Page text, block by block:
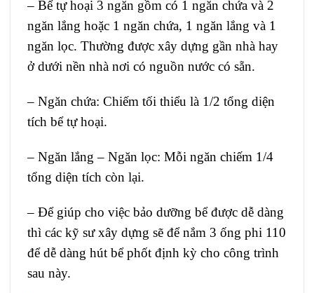
– Bể tự hoại 3 ngăn gồm có 1 ngăn chứa và 2
ngăn lắng hoặc 1 ngăn chứa, 1 ngăn lắng và 1
ngăn lọc. Thường được xây dựng gần nhà hay
ở dưới nền nhà nơi có nguồn nước có sẵn.
– Ngăn chứa: Chiếm tối thiểu là 1/2 tổng diện
tích bể tự hoại.
– Ngăn lắng – Ngăn lọc: Mỗi ngăn chiếm 1/4
tổng diện tích còn lại.
– Để giúp cho việc bảo dưỡng bể được dễ dàng
thì các kỹ sư xây dựng sẽ để nắm 3 ống phi 110
để dễ dàng hút bể phốt định kỳ cho công trình
sau này.